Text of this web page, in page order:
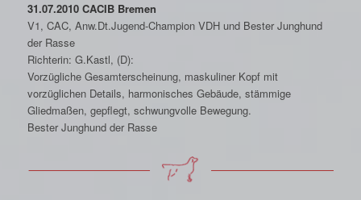
31.07.2010 CACIB Bremen
V1, CAC, Anw.Dt.Jugend-Champion VDH und Bester Junghund
der Rasse
Richterin: G.Kastl, (D):
Vorzügliche Gesamterscheinung, maskuliner Kopf mit
vorzüglichen Details, harmonisches Gebäude, stämmige
Gliedmaßen, gepflegt, schwungvolle Bewegung.
Bester Junghund der Rasse